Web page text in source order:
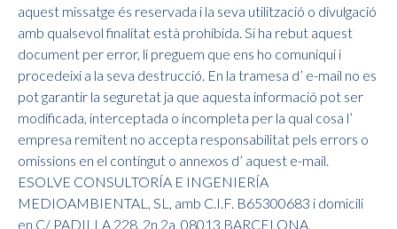
aquest missatge és reservada i la seva utilització o divulgació
amb qualsevol finalitat està prohibida. Si ha rebut aquest
document per error, li preguem que ens ho comuniqui i
procedeixi a la seva destrucció. En la tramesa d’ e-mail no es
pot garantir la seguretat ja que aquesta informació pot ser
modificada, interceptada o incompleta per la qual cosa l’
empresa remitent no accepta responsabilitat pels errors o
omissions en el contingut o annexos d’ aquest e-mail.
ESOLVE CONSULTORÍA E INGENIERÍA
MEDIOAMBIENTAL, SL, amb C.I.F. B65300683 i domicili
en C/ PADILLA 228, 2n 2a, 08013 BARCELONA,